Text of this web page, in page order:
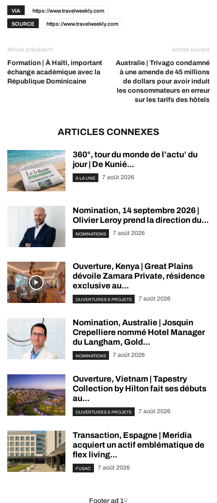
VIA https://www.travelweekly.com
SOURCE https://www.travelweekly.com
Article précédent
Formation | À Haïti, important
échange académique avec la
République Dominicaine
Article suivant
Australie | Trivago condamné
à une amende de 45 millions
de dollars pour avoir induit
les consommateurs en erreur
sur les tarifs des hôtels
ARTICLES CONNEXES
360°, tour du monde de l’actu’ du
jour | De Kunié...
A LA UNE 7 août 2026
Nomination, 14 septembre 2026 |
Olivier Leroy prend la direction du...
NOMINATIONS 7 août 2026
Ouverture, Kenya | Great Plains
dévoile Zamara Private, résidence
exclusive au...
OUVERTURES & PROJETS 7 août 2026
Nomination, Australie | Josquin
Crepelliere nommé Hotel Manager
du Langham, Gold...
NOMINATIONS 7 août 2026
Ouverture, Vietnam | Tapestry
Collection by Hilton fait ses débuts
au...
OUVERTURES & PROJETS 7 août 2026
Transaction, Espagne | Meridia
acquiert un actif emblématique de
flex living...
FUSAC 7 août 2026
Footer ad 1☟